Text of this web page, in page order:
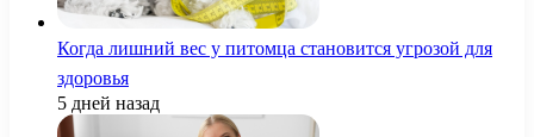
Когда лишний вес у питомца становится угрозой для
здоровья
5 дней назад